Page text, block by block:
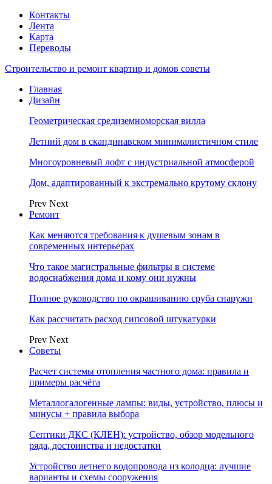
Контакты
Лента
Карта
Переводы
Строительство и ремонт квартир и домов советы
Главная
Дизайн
Геометрическая средиземноморская вилла
Летний дом в скандинавском минималистичном стиле
Многоуровневый лофт с индустриальной атмосферой
Дом, адаптированный к экстремально крутому склону
Prev Next
Ремонт
Как меняются требования к душевым зонам в
современных интерьерах
Что такое магистральные фильтры в системе
водоснабжения дома и кому они нужны
Полное руководство по окрашиванию сруба снаружи
Как рассчитать расход гипсовой штукатурки
Prev Next
Советы
Расчет системы отопления частного дома: правила и
примеры расчёта
Металлогалогенные лампы: виды, устройство, плюсы и
минусы + правила выбора
Септики ДКС (КЛЕН): устройство, обзор модельного
ряда, достоинства и недостатки
Устройство летнего водопровода из колодца: лучшие
варианты и схемы сооружения